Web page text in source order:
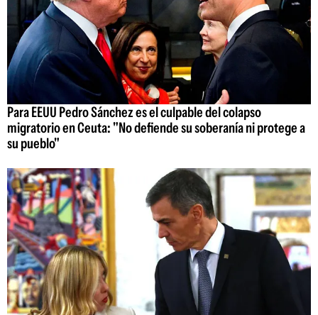
Para EEUU Pedro Sánchez es el culpable del colapso
migratorio en Ceuta: "No defiende su soberanía ni protege a
su pueblo"